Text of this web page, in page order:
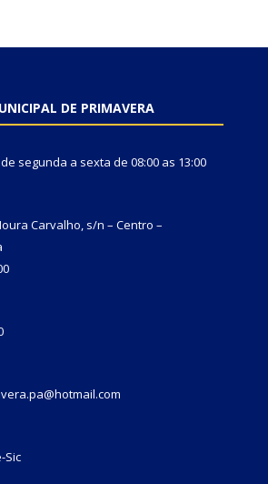
DE PRIMAVERA
segunda a sexta de 08:00 as 13:00
Carvalho, s/n – Centro –
Sic